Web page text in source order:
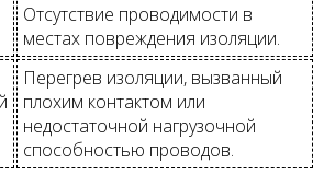
Отсутствие проводимости в
местах повреждения изоляции.
Перегрев изоляции, вызванный
плохим контактом или
недостаточной нагрузочной
способностью проводов.